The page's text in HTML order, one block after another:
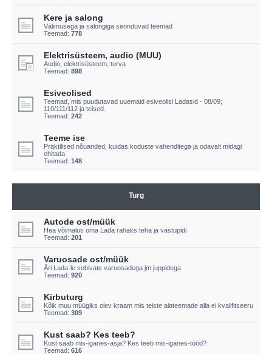
Kere ja salong
Välimusega ja salongiga seonduvad teemad
Teemad: 778
Elektrisüsteem, audio (MUU)
Audio, elektrisüsteem, turva
Teemad: 898
Esiveolised
Teemad, mis puudutavad uuemaid esiveolisi Ladasid - 08/09;
110/111/112 ja teised.
Teemad: 242
Teeme ise
Praktilised nõuanded, kuidas koduste vahenditega ja odavalt midagi
ehitada
Teemad: 148
Turg
Autode ost/müük
Hea võimalus oma Lada rahaks teha ja vastupidi
Teemad: 201
Varuosade ost/müük
Äri Lada-le sobivate varuosadega jm juppidega
Teemad: 920
Kirbuturg
Kõik muu müügiks olev kraam mis teiste alateemade alla ei kvalifitseeru
Teemad: 309
Kust saab? Kes teeb?
Kust saab mis-iganes-asja? Kes teeb mis-iganes-tööd?
Teemad: 616